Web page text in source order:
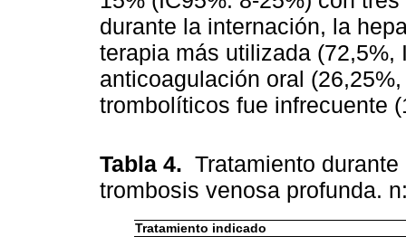
durante la internación, la
terapia más utilizada (72,5%,
anticoagulación oral
trombolíticos fue infrecuente
Tabla 4. Tratamiento
trombosis venosa profunda.
Tratamiento indicado